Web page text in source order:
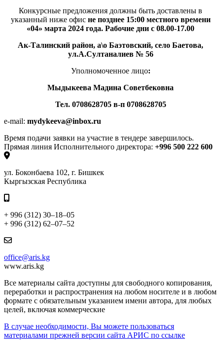
Конкурсные предложения должны быть доставлены в
указанный ниже офисне позднее 15:00 местного времени
«04» марта 2024 года. Рабочие дни с 08.00-17.00
Ак-Талинский район, а\о Баэтовский, село Баетова,
ул.А.Султаналиев № 56
Уполномоченное лицо:
Мыдыкеева Мадина Советбековна
Тел. 0708628705в-п 0708628705
e-mail: mydykeeva@inbox.ru
Время подачи заявки на участие в тендере завершилось.
Прямая линия Исполнительного директора: +996 500 222 600
ул. Боконбаева 102, г. Бишкек
Кыргызская Республика
+ 996 (312) 30–18–05
+ 996 (312) 62–07–52
office@aris.kg
www.aris.kg
Все материалы сайта доступны для свободного копирования,
переработки и распространения на любом носителе и в любом
формате с обязательным указанием имени автора, для любых
целей, включая коммерческие
В случае необходимости, Вы можете пользоваться
материалами прежней версии сайта АРИС по ссылке